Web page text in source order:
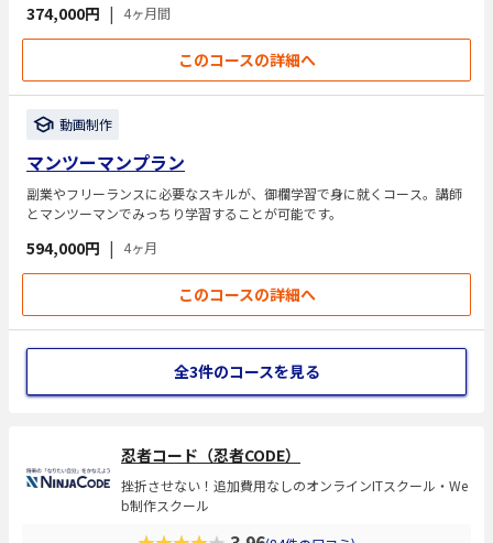
374,000円 | 4ヶ月間
このコースの詳細へ
動画制作
マンツーマンプラン
副業やフリーランスに必要なスキルが、御欄学習で身に就くコース。講師
とマンツーマンでみっちり学習することが可能です。
594,000円 | 4ヶ月
このコースの詳細へ
全3件のコースを見る
忍者コード（忍者CODE）
挫折させない！追加費用なしのオンラインITスクール・We
b制作スクール